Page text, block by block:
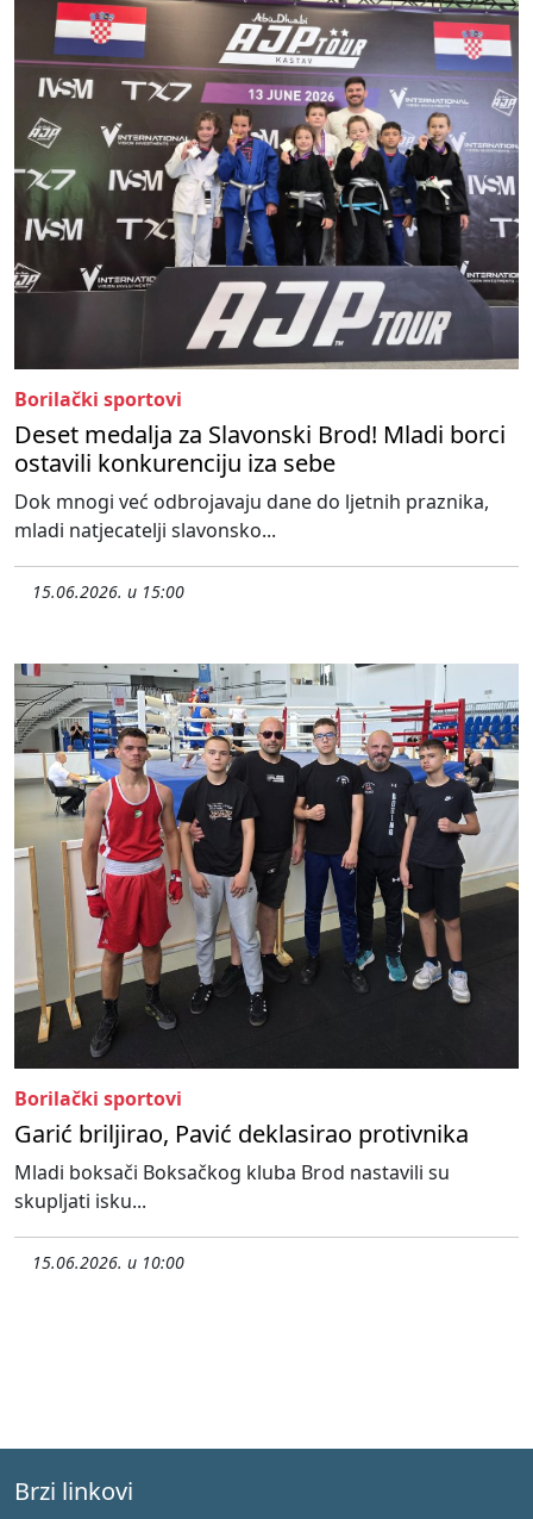
Borilački sportovi
Deset medalja za Slavonski Brod! Mladi borci
ostavili konkurenciju iza sebe
Dok mnogi već odbrojavaju dane do ljetnih praznika,
mladi natjecatelji slavonsko...
15.06.2026. u 15:00
Borilački sportovi
Garić briljirao, Pavić deklasirao protivnika
Mladi boksači Boksačkog kluba Brod nastavili su
skupljati isku...
15.06.2026. u 10:00
Brzi linkovi